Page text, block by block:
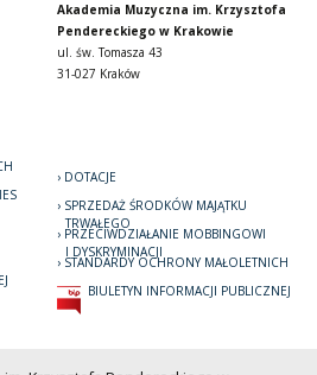
Akademia Muzyczna im. Krzysztofa
Pendereckiego w Krakowie
ul. św. Tomasza 43
31-027 Kraków
DOTACJE
SPRZEDAŻ ŚRODKÓW MAJĄTKU
TRWAŁEGO
PRZECIWDZIAŁANIE MOBBINGOWI
I DYSKRYMINACJI
STANDARDY OCHRONY MAŁOLETNICH
BIULETYN INFORMACJI PUBLICZNEJ